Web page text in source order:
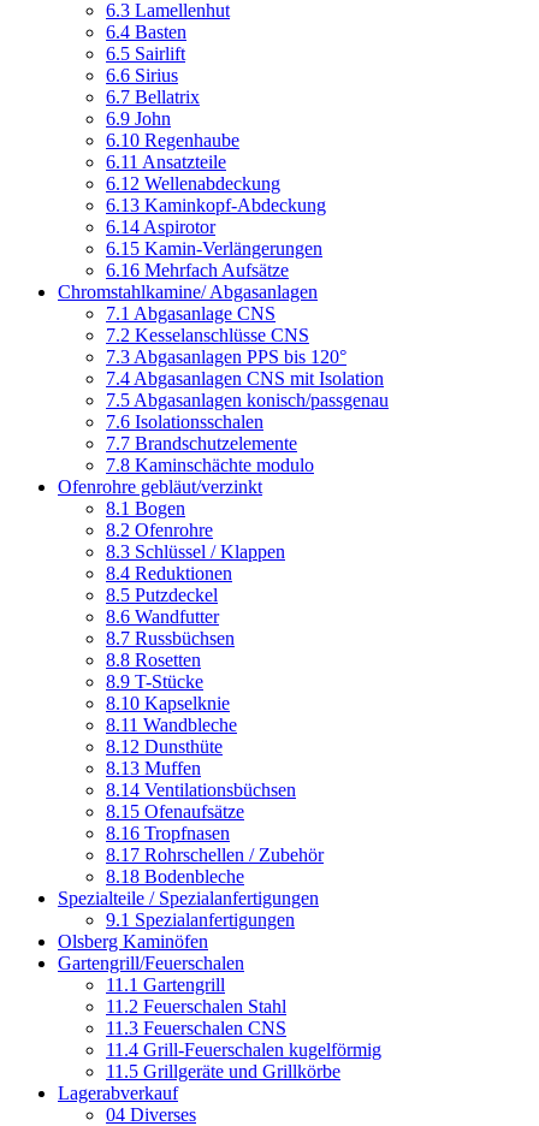
6.3 Lamellenhut
6.4 Basten
6.5 Sairlift
6.6 Sirius
6.7 Bellatrix
6.9 John
6.10 Regenhaube
6.11 Ansatzteile
6.12 Wellenabdeckung
6.13 Kaminkopf-Abdeckung
6.14 Aspirotor
6.15 Kamin-Verlängerungen
6.16 Mehrfach Aufsätze
Chromstahlkamine/ Abgasanlagen
7.1 Abgasanlage CNS
7.2 Kesselanschlüsse CNS
7.3 Abgasanlagen PPS bis 120°
7.4 Abgasanlagen CNS mit Isolation
7.5 Abgasanlagen konisch/passgenau
7.6 Isolationsschalen
7.7 Brandschutzelemente
7.8 Kaminschächte modulo
Ofenrohre gebläut/verzinkt
8.1 Bogen
8.2 Ofenrohre
8.3 Schlüssel / Klappen
8.4 Reduktionen
8.5 Putzdeckel
8.6 Wandfutter
8.7 Russbüchsen
8.8 Rosetten
8.9 T-Stücke
8.10 Kapselknie
8.11 Wandbleche
8.12 Dunsthüte
8.13 Muffen
8.14 Ventilationsbüchsen
8.15 Ofenaufsätze
8.16 Tropfnasen
8.17 Rohrschellen / Zubehör
8.18 Bodenbleche
Spezialteile / Spezialanfertigungen
9.1 Spezialanfertigungen
Olsberg Kaminöfen
Gartengrill/Feuerschalen
11.1 Gartengrill
11.2 Feuerschalen Stahl
11.3 Feuerschalen CNS
11.4 Grill-Feuerschalen kugelförmig
11.5 Grillgeräte und Grillkörbe
Lagerabverkauf
04 Diverses